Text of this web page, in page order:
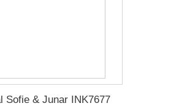
Sofie & Junar INK7677